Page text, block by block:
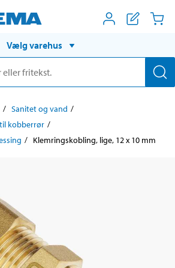
Vælg varehus
Sanitet og vand
kobberrør
Klemringskobling, lige, 12 x 10 mm